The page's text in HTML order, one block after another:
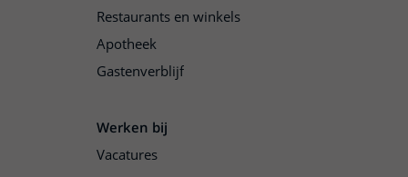
Restaurants en winkels
Apotheek
Gastenverblijf
Werken bij
Vacatures